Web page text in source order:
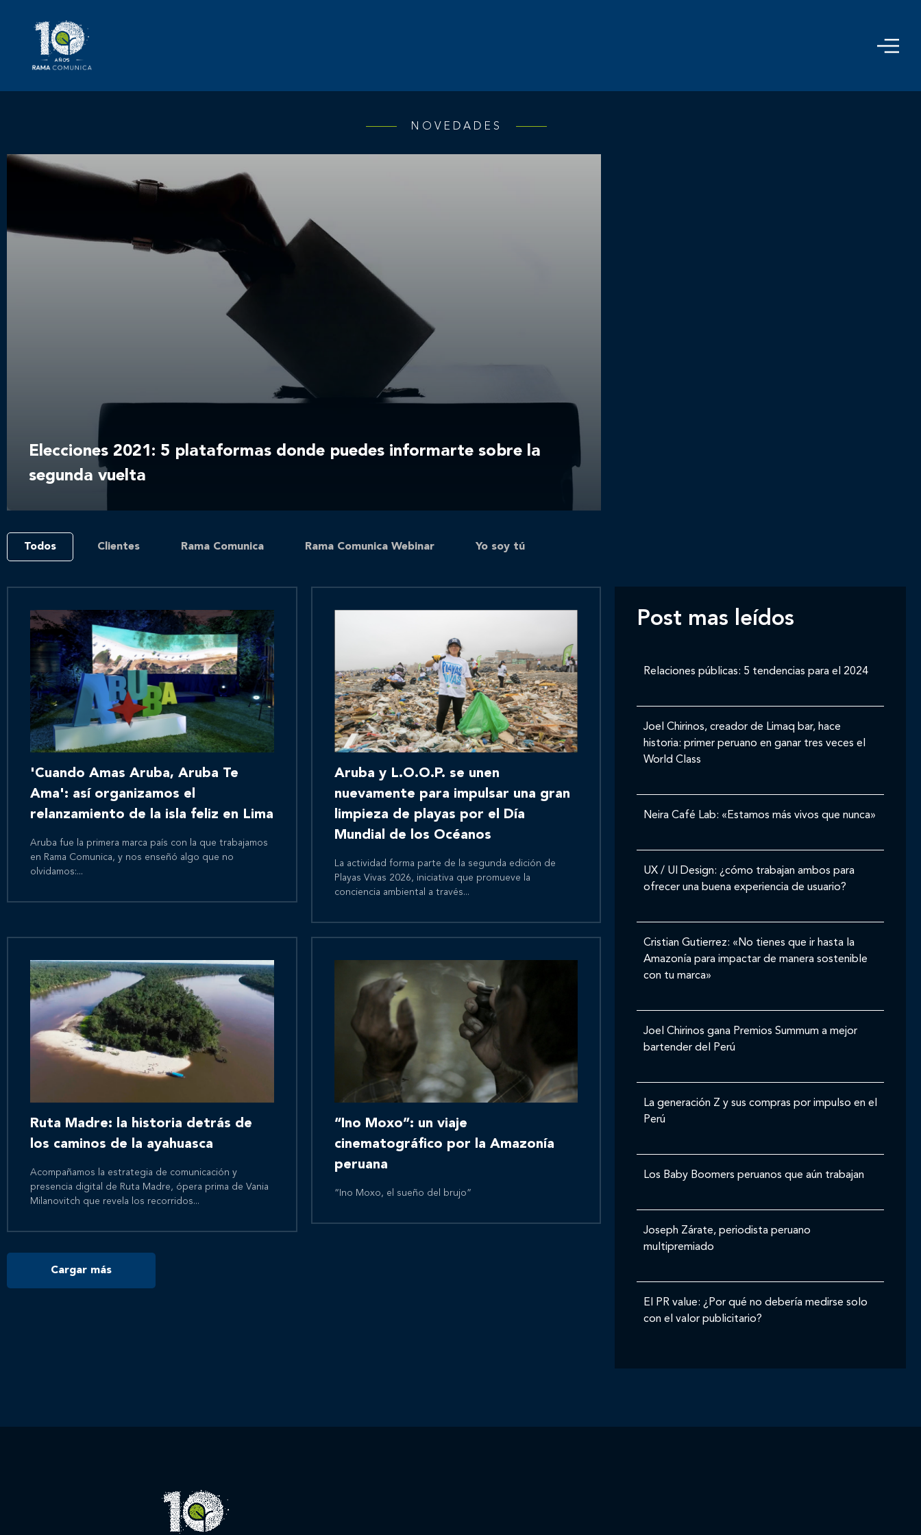
Inicio
Nosotros
Nuestros servicios
Nuestros clientes
Novedades
Contáctanos
NOVEDADES
Elecciones 2021: 5 plataformas donde puedes informarte sobre la
segunda vuelta
Todos Clientes Rama Comunica Rama Comunica Webinar Yo soy tú
'Cuando Amas Aruba, Aruba Te
Ama': así organizamos el
relanzamiento de la isla feliz en Lima
Aruba fue la primera marca país con la que trabajamos
en Rama Comunica, y nos enseñó algo que no
olvidamos:...
Aruba y L.O.O.P. se unen
nuevamente para impulsar una gran
limpieza de playas por el Día
Mundial de los Océanos
La actividad forma parte de la segunda edición de
Playas Vivas 2026, iniciativa que promueve la
conciencia ambiental a través...
Ruta Madre: la historia detrás de
los caminos de la ayahuasca
Acompañamos la estrategia de comunicación y
presencia digital de Ruta Madre, ópera prima de Vania
Milanovitch que revela los recorridos...
“Ino Moxo”: un viaje
cinematográfico por la Amazonía
peruana
“Ino Moxo, el sueño del brujo”
Cargar más
Post mas leídos
Relaciones públicas: 5 tendencias para el 2024
Joel Chirinos, creador de Limaq bar, hace
historia: primer peruano en ganar tres veces el
World Class
Neira Café Lab: «Estamos más vivos que nunca»
UX / UI Design: ¿cómo trabajan ambos para
ofrecer una buena experiencia de usuario?
Cristian Gutierrez: «No tienes que ir hasta la
Amazonía para impactar de manera sostenible
con tu marca»
Joel Chirinos gana Premios Summum a mejor
bartender del Perú
La generación Z y sus compras por impulso en el
Perú
Los Baby Boomers peruanos que aún trabajan
Joseph Zárate, periodista peruano
multipremiado
El PR value: ¿Por qué no debería medirse solo
con el valor publicitario?